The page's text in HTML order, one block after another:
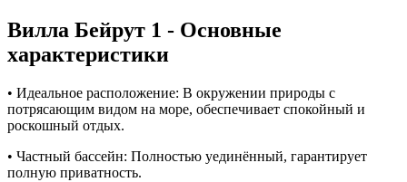
Вилла Бейрут 1 - Основные
характеристики
• Идеальное расположение: В окружении природы с
потрясающим видом на море, обеспечивает спокойный и
роскошный отдых.
• Частный бассейн: Полностью уединённый, гарантирует
полную приватность.